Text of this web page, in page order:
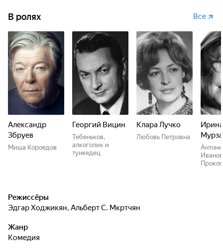
В ролях Все
Александр
Збруев
Миша Короедов
Георгий Вицин
Тебеньков,
алкоголик и
тунеядец
Клара Лучко
Любовь Петровна
Ирина
Режиссёры
Эдгар Ходжикян, Альберт С. Мкртчян
Жанр
комедия